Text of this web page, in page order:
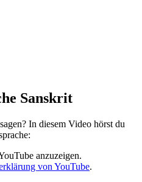
Sanskrit
In diesem Video hörst du
anzuzeigen.
von YouTube.